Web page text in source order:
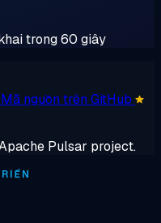
trong 60 giây
Mã nguồn trên GitHub
Pulsar project.